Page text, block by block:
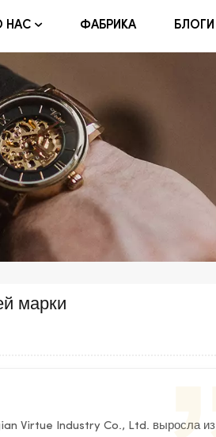
НАС ФАБРИКА БЛОГИ
марки
Virtue Industry Co., Ltd. выросла из